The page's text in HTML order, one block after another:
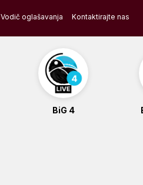
Vodič oglašavanja Kontaktirajte nas
BiG 4